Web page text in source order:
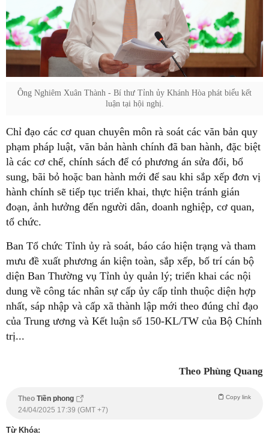
Ông Nghiêm Xuân Thành - Bí thư Tỉnh ủy Khánh Hòa phát biểu kết
luận tại hội nghị.
Chỉ đạo các cơ quan chuyên môn rà soát các văn bản quy
phạm pháp luật, văn bản hành chính đã ban hành, đặc biệt
là các cơ chế, chính sách để có phương án sửa đổi, bổ
sung, bãi bỏ hoặc ban hành mới để sau khi sắp xếp đơn vị
hành chính sẽ tiếp tục triển khai, thực hiện tránh gián
đoạn, ảnh hưởng đến người dân, doanh nghiệp, cơ quan,
tổ chức.
Ban Tổ chức Tỉnh ủy rà soát, báo cáo hiện trạng và tham
mưu đề xuất phương án kiện toàn, sắp xếp, bố trí cán bộ
diện Ban Thường vụ Tỉnh ủy quản lý; triển khai các nội
dung về công tác nhân sự cấp ủy cấp tỉnh thuộc diện hợp
nhất, sáp nhập và cấp xã thành lập mới theo đúng chỉ đạo
của Trung ương và Kết luận số 150-KL/TW của Bộ Chính
trị...
Theo Phùng Quang
Theo Tiền phong Copy link
24/04/2025 17:39 (GMT +7)
Từ Khóa: